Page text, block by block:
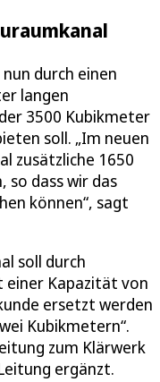
durch einen
langen
3500 Kubikmeter
soll. „Im neuen
zusätzliche 1650
so dass wir das
können“, sagt
soll durch
Kapazität von
ersetzt werden
Kubikmetern“.
zum Klärwerk
ergänzt.